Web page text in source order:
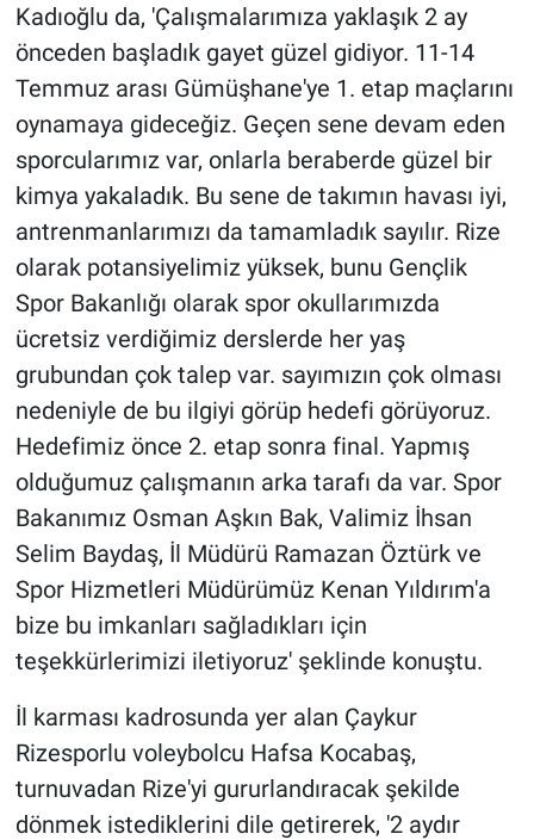
Kadıoğlu da, 'Çalışmalarımıza yaklaşık 2 ay
önceden başladık gayet güzel gidiyor. 11-14
Temmuz arası Gümüşhane'ye 1. etap maçlarını
oynamaya gideceğiz. Geçen sene devam eden
sporcularımız var, onlarla beraberde güzel bir
kimya yakaladık. Bu sene de takımın havası iyi,
antrenmanlarımızı da tamamladık sayılır. Rize
olarak potansiyelimiz yüksek, bunu Gençlik
Spor Bakanlığı olarak spor okullarımızda
ücretsiz verdiğimiz derslerde her yaş
grubundan çok talep var. sayımızın çok olması
nedeniyle de bu ilgiyi görüp hedefi görüyoruz.
Hedefimiz önce 2. etap sonra final. Yapmış
olduğumuz çalışmanın arka tarafı da var. Spor
Bakanımız Osman Aşkın Bak, Valimiz İhsan
Selim Baydaş, İl Müdürü Ramazan Öztürk ve
Spor Hizmetleri Müdürümüz Kenan Yıldırım'a
bize bu imkanları sağladıkları için
teşekkürlerimizi iletiyoruz' şeklinde konuştu.
İl karması kadrosunda yer alan Çaykur
Rizesporlu voleybolcu Hafsa Kocabaş,
turnuvadan Rize'yi gururlandıracak şekilde
dönmek istediklerini dile getirerek, '2 aydır